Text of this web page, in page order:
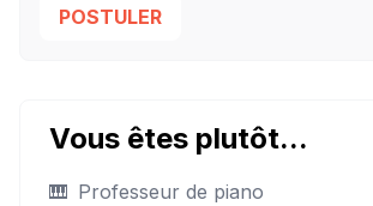
POSTULER
Vous êtes plutôt...
🎹 Professeur de piano